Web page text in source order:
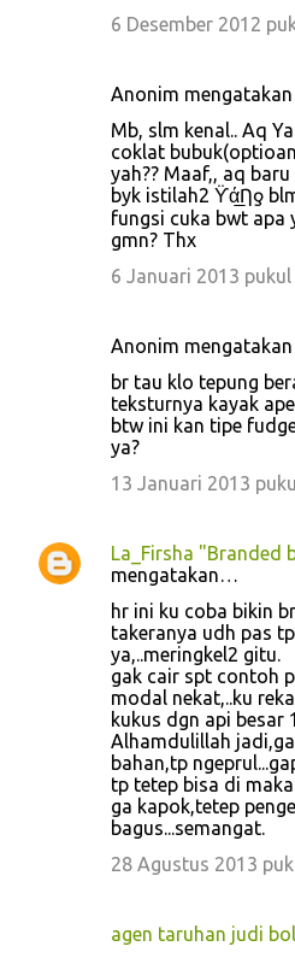
6 Desember 2012
Anonim
Mb, slm kenal.. Aq
coklat
yah?? Maaf,, aq
byk istilah2 ϔά̲Ƞƍ
fungsi cuka bwt apa
gmn? Thx
6 Januari 2013 pukul
Anonim
br tau klo tepung
teksturnya kayak
btw ini kan tipe
ya?
13 Januari 2013
La_Firsha "Branded
mengatakan…
hr ini ku coba bikin
takeranya udh pas
ya,..meringkel2 gitu.
gak cair spt contoh
modal nekat,..ku
kukus dgn api besar
Alhamdulillah
bahan,tp
tp tetep bisa di
ga kapok,tetep
bagus...semangat.
28 Agustus 2013
agen taruhan judi